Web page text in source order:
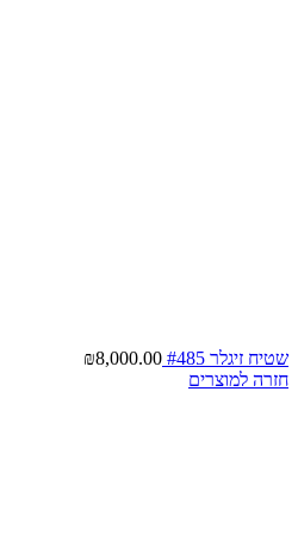
שטיח זיגלר #485 ₪8,000.00
חזרה למוצרים